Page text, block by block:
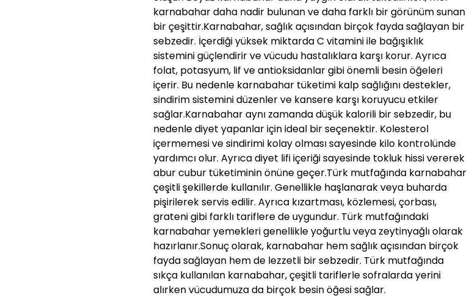
karnabahar daha nadir bulunan ve daha farklı bir görünüm sunan
bir çeşittir.Karnabahar, sağlık açısından birçok fayda sağlayan bir
sebzedir. İçerdiği yüksek miktarda C vitamini ile bağışıklık
sistemini güçlendirir ve vücudu hastalıklara karşı korur. Ayrıca
folat, potasyum, lif ve antioksidanlar gibi önemli besin öğeleri
içerir. Bu nedenle karnabahar tüketimi kalp sağlığını destekler,
sindirim sistemini düzenler ve kansere karşı koruyucu etkiler
sağlar.Karnabahar aynı zamanda düşük kalorili bir sebzedir, bu
nedenle diyet yapanlar için ideal bir seçenektir. Kolesterol
içermemesi ve sindirimi kolay olması sayesinde kilo kontrolünde
yardımcı olur. Ayrıca diyet lifi içeriği sayesinde tokluk hissi vererek
abur cubur tüketiminin önüne geçer.Türk mutfağında karnabahar
çeşitli şekillerde kullanılır. Genellikle haşlanarak veya buharda
pişirilerek servis edilir. Ayrıca kızartması, közlemesi, çorbası,
grateni gibi farklı tariflere de uygundur. Türk mutfağındaki
karnabahar yemekleri genellikle yoğurtlu veya zeytinyağlı olarak
hazırlanır.Sonuç olarak, karnabahar hem sağlık açısından birçok
fayda sağlayan hem de lezzetli bir sebzedir. Türk mutfağında
sıkça kullanılan karnabahar, çeşitli tariflerle sofralarda yerini
alırken vücudumuza da birçok besin öğesi sağlar.